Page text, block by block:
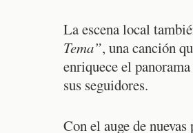
La escena local
Tema”, una canción
enriquece el
sus seguidores.
Con el auge de